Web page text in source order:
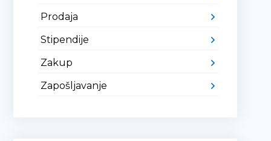
Prodaja
Stipendije
Zakup
Zapošljavanje